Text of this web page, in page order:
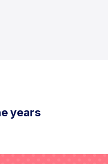
years